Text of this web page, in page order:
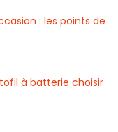
: les points de
à batterie choisir